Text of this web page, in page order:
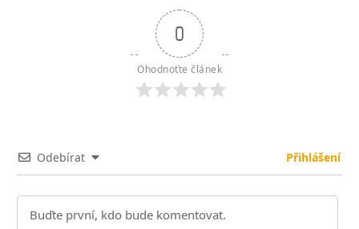
0
Ohodnoťte článek
Odebírat Přihlášení